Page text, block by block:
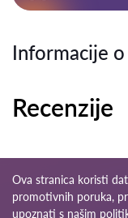
Informacije
Recenzije
Ova stranica koristi
promotivnih poruka,
upoznati s našim